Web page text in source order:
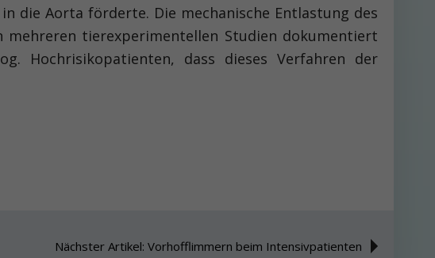
die Aorta förderte. Die mechanische Entlastung des
tierexperimentellen Studien dokumentiert
Hochrisikopatienten, dass dieses Verfahren der
Nächster Artikel: Vorhofflimmern beim Intensivpatienten